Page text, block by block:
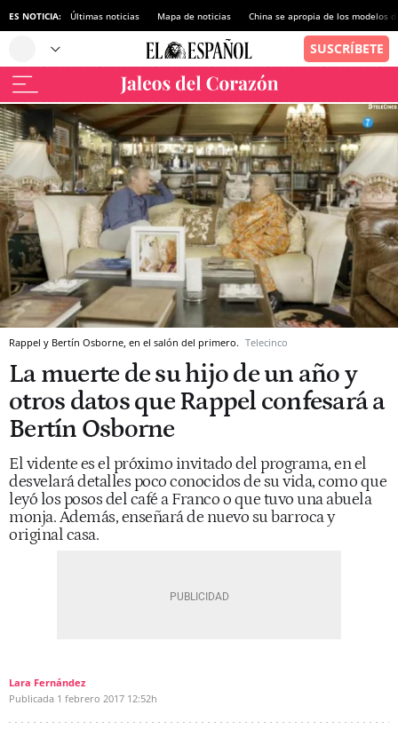
ES NOTICIA: Últimas noticias Mapa de noticias China se apropia de los modelos
Rappel y Bertín Osborne, en el salón del primero. Telecinco
La muerte de su hijo de un año y
otros datos que Rappel confesará a
Bertín Osborne
El vidente es el próximo invitado del programa, en el
desvelará detalles poco conocidos de su vida, como que
leyó los posos del café a Franco o que tuvo una abuela
monja. Además, enseñará de nuevo su barroca y
original casa.
Lara Fernández
Publicada 1 febrero 2017 12:52h